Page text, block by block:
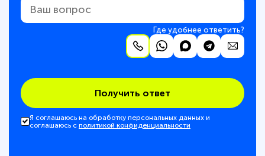
Где удобнее ответить?
Получить ответ
Я соглашаюсь на обработку персональных данных и
соглашаюсь с политикой конфиденциальности